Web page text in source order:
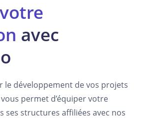
votre
avec
le développement de vos projets
permet d’équiper votre
ses structures affiliées avec nos